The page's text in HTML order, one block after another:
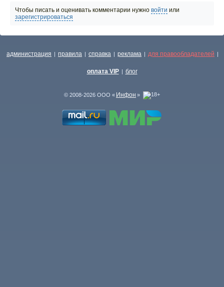
Чтобы писать и оценивать комментарии нужно войти или
зарегистрироваться
администрация | правила | справка | реклама | для правообладателей |
оплата VIP | блог
© 2008-2026 ООО « Инфон »